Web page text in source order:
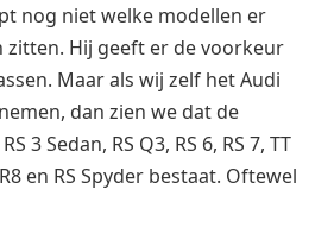
nog niet welke modellen er
zitten. Hij geeft er de voorkeur
Maar als wij zelf het Audi
dan zien we dat de
3 Sedan, RS Q3, RS 6, RS 7, TT
R8 en RS Spyder bestaat. Oftewel